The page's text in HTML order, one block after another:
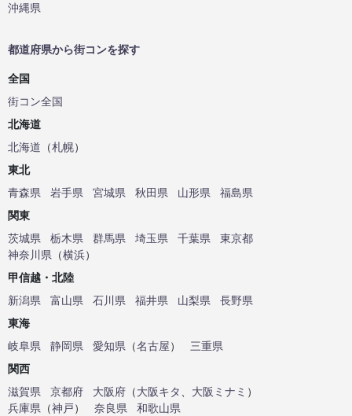
沖縄県
都道府県から街コンを探す
全国
街コン全国
北海道
北海道 （札幌）
東北
青森県
岩手県 宮城県 秋田県 山形県
福島県
関東
茨城県
栃木県 群馬県 埼玉県 千葉県
東京都
神奈川県 （横浜）
甲信越・北陸
新潟県
富山県 石川県 福井県 山梨県
長野県
東海
岐阜県
静岡県 愛知県 （名古屋）
三重県
関西
滋賀県
京都府 大阪府 （大阪キタ 大阪ミナミ ）
兵庫県 （神戸） 奈良県
和歌山県